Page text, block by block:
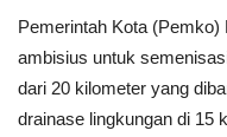
POLITIK
EKSBIS
Pemerintah Kota
ambisius untuk
dari 20 kilometer yang
drainase lingkungan di 15